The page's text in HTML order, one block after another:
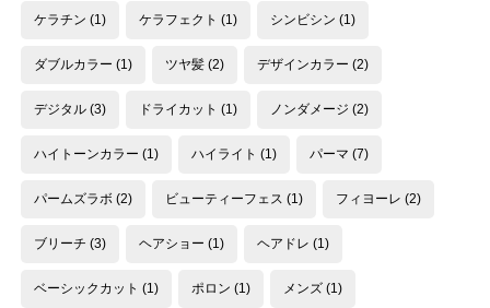
ケラチン (1) ケラフェクト (1) シンビシン (1)
ダブルカラー (1) ツヤ髪 (2) デザインカラー (2)
デジタル (3) ドライカット (1) ノンダメージ (2)
ハイトーンカラー (1) ハイライト (1) パーマ (7)
パームズラボ (2) ビューティーフェス (1) フィヨーレ (2)
ブリーチ (3) ヘアショー (1) ヘアドレ (1)
ベーシックカット (1) ポロン (1) メンズ (1)